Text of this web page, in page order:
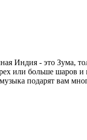
Индия - это
или больше шаров и
подарят вам